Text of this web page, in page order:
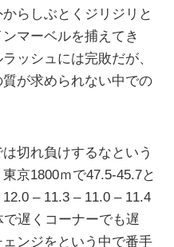
らしぶとくジリジリと
マーベルを捕えてき
ッシュには完敗だが、
が求められない中での
切れ負けするなという
京1800ｍで47.5-45.7と
– 11.3 – 11.0 – 11.4
遅くコーナーでも遅
ンジをという中で番手